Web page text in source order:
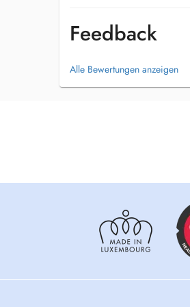
Feedback
Alle Bewertungen anzeigen